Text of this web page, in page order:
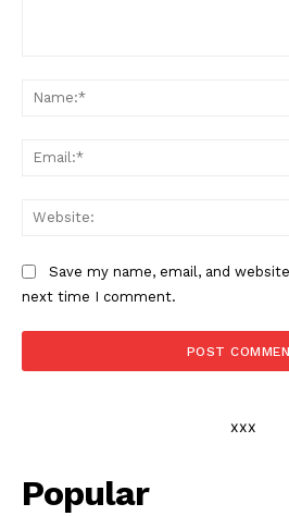
Save my name, email, and
next time I comment.
xxx
Popular